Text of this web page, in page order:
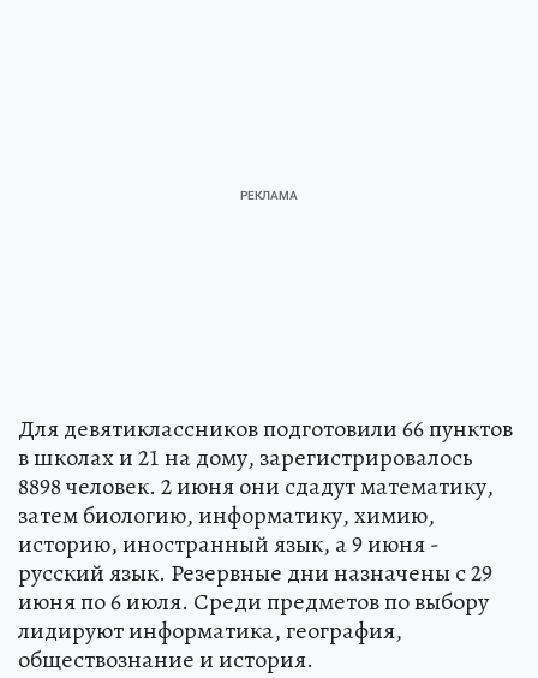
Для девятиклассников подготовили 66 пунктов
в школах и 21 на дому, зарегистрировалось
8898 человек. 2 июня они сдадут математику,
затем биологию, информатику, химию,
историю, иностранный язык, а 9 июня -
русский язык. Резервные дни назначены с 29
июня по 6 июля. Среди предметов по выбору
лидируют информатика, география,
обществознание и история.